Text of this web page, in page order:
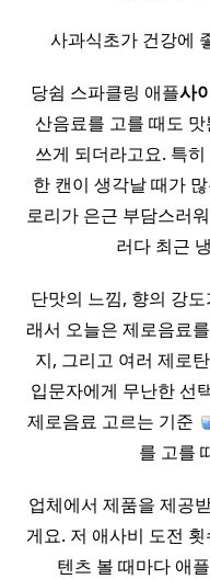
사과식초가 건강에
당쉼 스파클링 애플사
산음료를 고를 때도
쓰게 되더라고요. 특
한 캔이 생각날 때가
로리가 은근 부담스러
러다 최근
단맛의 느낌, 향의 강
래서 오늘은 제로음료
지, 그리고 여러 제로
입문자에게 무난한 선
제로음료 고르는 기준
를 고를
업체에서 제품을 제공
게요. 저 애사비 도전
텐츠 볼 때마다 애플